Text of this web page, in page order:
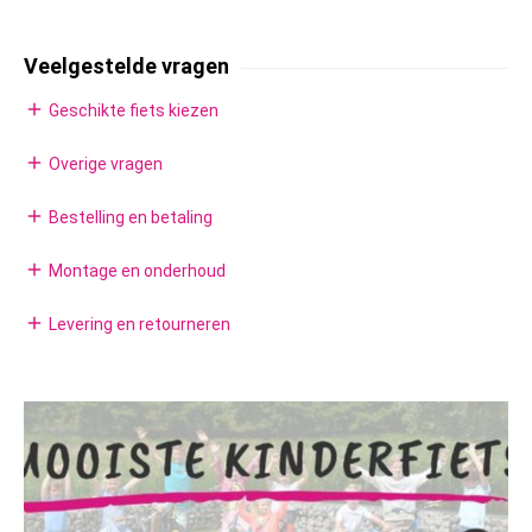
Veelgestelde vragen
add Geschikte fiets kiezen
add Overige vragen
add Bestelling en betaling
add Montage en onderhoud
add Levering en retourneren